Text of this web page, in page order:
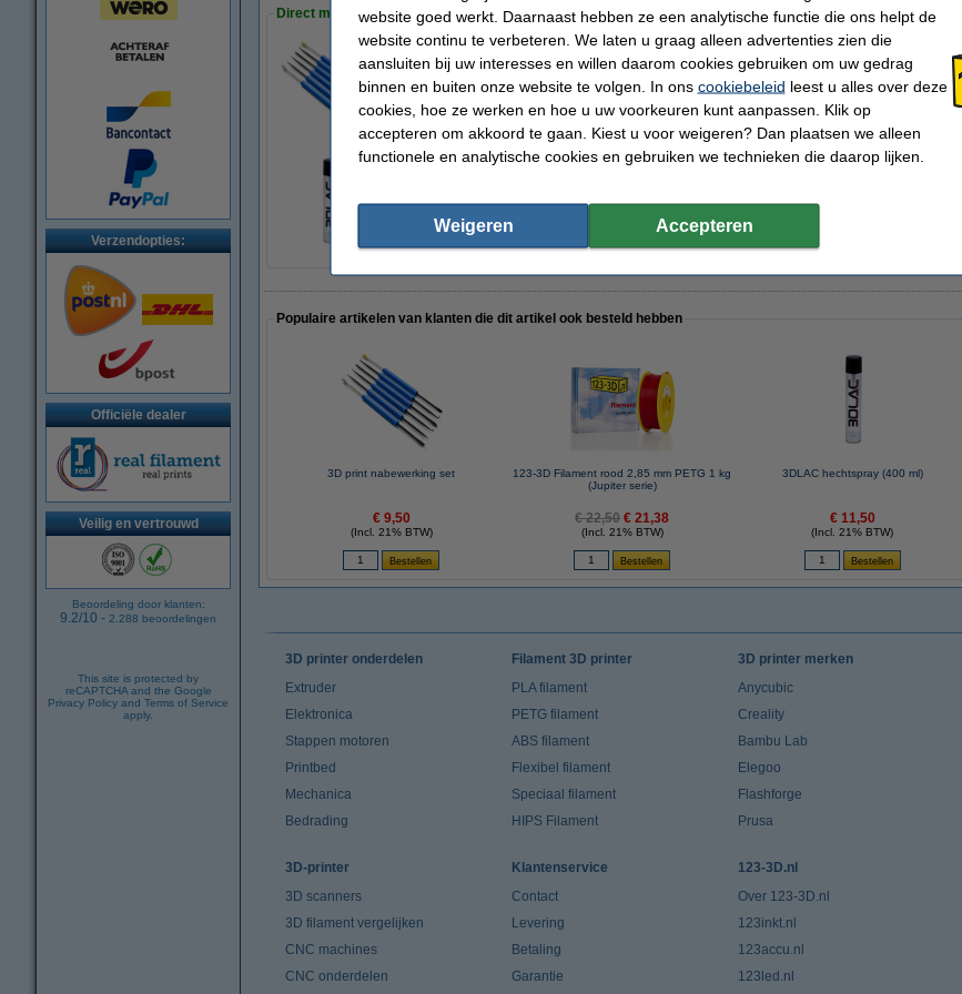
Verzendopties:
Officiële dealer
Veilig en vertrouwd
Beoordeling door klanten:
9.2/10 - 2.288 beoordelingen
This site is protected by
reCAPTCHA and the Google
Privacy Policy and Terms of Service
apply.
Direct meebestellen
3D print nabewerking set
€ 9,50
€ 11,50
Populaire artikelen van klanten die dit artikel ook besteld hebben
3D print nabewerking set
€ 9,50
(Incl. 21% BTW)
123-3D Filament rood 2,85 mm PETG 1 kg
(Jupiter serie)
€ 22,50 € 21,38
(Incl. 21% BTW)
3DLAC hechtspray (400 ml)
€ 11,50
(Incl. 21% BTW)
3D printer onderdelen
Extruder
Elektronica
Stappen motoren
Printbed
Mechanica
Bedrading
Filament 3D printer
PLA filament
PETG filament
ABS filament
Flexibel filament
Speciaal filament
HIPS Filament
3D printer merken
Anycubic
Creality
Bambu Lab
Elegoo
Flashforge
Prusa
3D-printer
3D scanners
3D filament vergelijken
CNC machines
CNC onderdelen
Klantenservice
Contact
Levering
Betaling
Garantie
123-3D.nl
Over 123-3D.nl
123inkt.nl
123accu.nl
123led.nl
website goed werkt. Daarnaast hebben ze een analytische functie die ons helpt de
website continu te verbeteren. We laten u graag alleen advertenties zien die
aansluiten bij uw interesses en willen daarom cookies gebruiken om uw gedrag
binnen en buiten onze website te volgen. In ons cookiebeleid leest u alles over deze
cookies, hoe ze werken en hoe u uw voorkeuren kunt aanpassen. Klik op
accepteren om akkoord te gaan. Kiest u voor weigeren? Dan plaatsen we alleen
functionele en analytische cookies en gebruiken we technieken die daarop lijken.
Weigeren Accepteren